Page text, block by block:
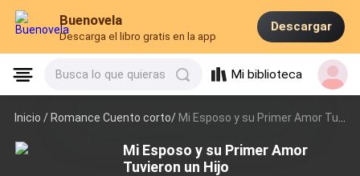
Buenovela
Descarga el libro gratis en la app
Descargar
Busca lo que quieras Mi biblioteca
Inicio /Romance Cuento corto/ Mi Esposo y su Primer Amor Tuvieron un Hijo
Mi Esposo y su Primer Amor
Tuvieron un Hijo